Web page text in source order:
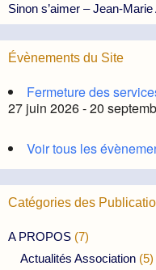
Sinon s’aimer – Jean-Marie
Évènements du Site
Fermeture des
27 juin 2026 - 20
Voir tous les
Catégories des
A PROPOS (7)
Actualités Association (5)